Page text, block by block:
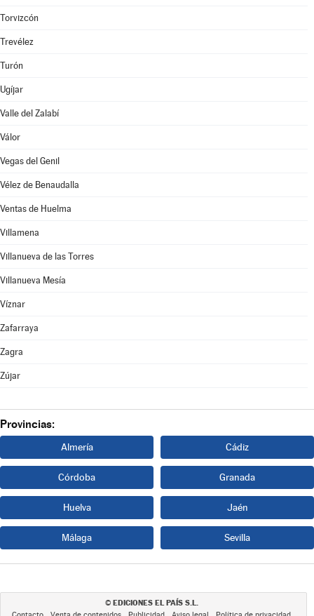
Torvizcón
Trevélez
Turón
Ugíjar
Valle del Zalabí
Válor
Vegas del Genil
Vélez de Benaudalla
Ventas de Huelma
Villamena
Villanueva de las Torres
Villanueva Mesía
Víznar
Zafarraya
Zagra
Zújar
Provincias:
Almería Cádiz
Córdoba Granada
Huelva Jaén
Málaga Sevilla
© EDICIONES EL PAÍS S.L.